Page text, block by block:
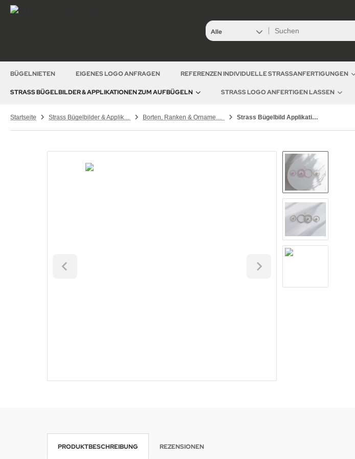
Alle
BÜGELNIETEN EIGENES LOGO ANFRAGEN REFERENZEN INDIVIDUELLE STRASSANFERTIGUNGEN
STRASS BÜGELBILDER & APPLIKATIONEN ZUM AUFBÜGELN STRASS LOGO ANFERTIGEN LASSEN
Startseite Strass Bügelbilder & Applikationen zum Aufbügeln Borten, Ranken & Ornamente – Strass Bügelbilder Strass Bügelbild Applikation Kreis Ornament Pearl Rosa Crystal 250221-6 zur Wahl
PRODUKTBESCHREIBUNG REZENSIONEN